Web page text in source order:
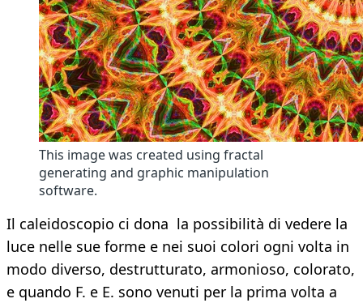
This image was created using fractal
generating and graphic manipulation
software.
Il caleidoscopio ci dona la possibilità di vedere la
luce nelle sue forme e nei suoi colori ogni volta in
modo diverso, destrutturato, armonioso, colorato,
e quando F. e E. sono venuti per la prima volta a